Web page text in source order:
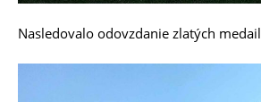
Nasledovalo odovzdanie zlatých